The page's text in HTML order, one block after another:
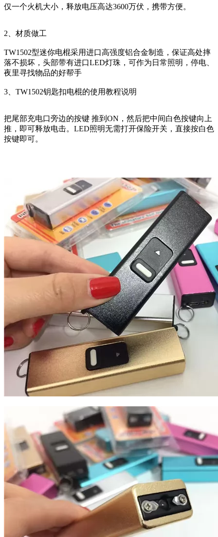
仅一个火机大小，释放电压高达3600万伏，携带方便。
2、材质做工
TW1502型迷你电棍采用进口高强度铝合金制造，保证高处摔
落不损坏，头部带有进口LED灯珠，可作为日常照明，停电、
夜里寻找物品的好帮手
3、TW1502钥匙扣电棍的使用教程说明
把尾部充电口旁边的按键 推到ON，然后把中间白色按键向上
推，即可释放电击。LED照明无需打开保险开关，直接按白色
按键即可。